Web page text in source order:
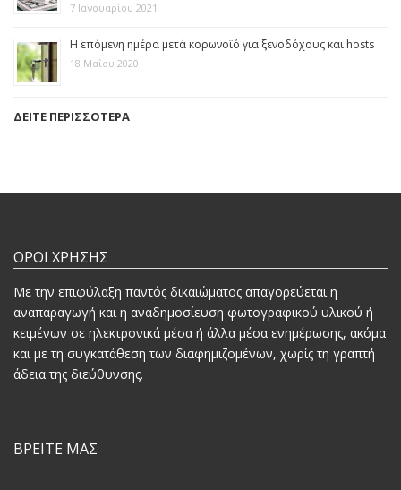
7 Ιανουαρίου 2021
Η επόμενη ημέρα μετά κορωνοϊό για ξενοδόχους και hosts
18 Μαΐου 2020
ΔΕΙΤΕ ΠΕΡΙΣΣΟΤΕΡΑ
ΟΡΟΙ ΧΡΗΣΗΣ
Mε την επιφύλαξη παντός δικαιώματος απαγορεύεται η
αναπαραγωγή και η αναδημοσίευση φωτογραφικού υλικού ή
κειμένων σε ηλεκτρονικά μέσα ή άλλα μέσα ενημέρωσης, ακόμα
και με τη συγκατάθεση των διαφημιζομένων, χωρίς τη γραπτή
άδεια της διεύθυνσης.
ΒΡΕΙΤΕ ΜΑΣ